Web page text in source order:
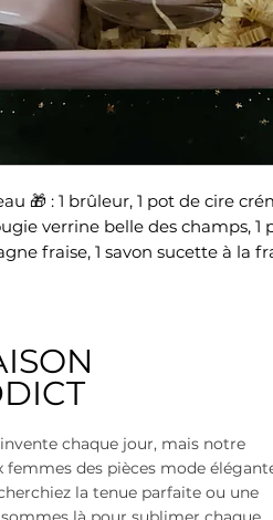
🎁 : 1 brûleur, 1 pot de cire
verrine belle des champs, 1
fraise, 1 savon sucette à la
chaque jour, mais notre
des pièces mode
la tenue parfaite ou une